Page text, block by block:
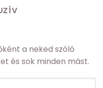
a neked szóló
és sok minden mást.